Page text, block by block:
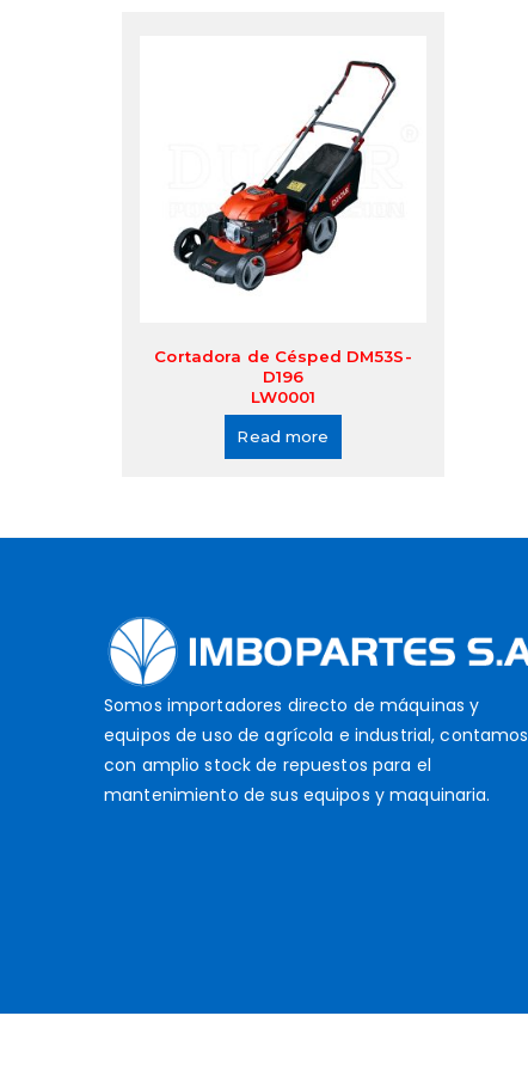
Cortadora de Césped DM53S-
D196
LW0001
Read more
Somos importadores directo de máquinas y
equipos de uso de agrícola e industrial, contamos
con amplio stock de repuestos para el
mantenimiento de sus equipos y maquinaria.